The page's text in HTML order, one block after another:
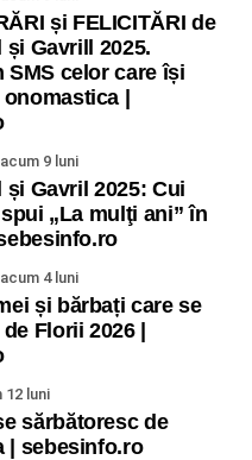
și FELICITĂRI de
Gavrill 2025.
SMS celor care își
|
acum 9 luni
Gavril 2025: Cui
„La mulţi ani” în
acum 4 luni
și bărbați care se
Florii 2026 |
12 luni
sărbătoresc de
| sebesinfo.ro